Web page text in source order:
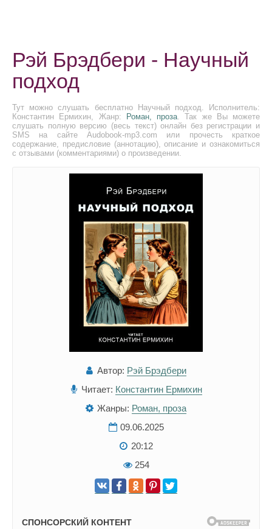
Рэй Брэдбери - Научный
подход
Тут можно слушать бесплатно Научный подход. Исполнитель:
Константин Ермихин, Жанр:
Роман, проза. Так же Вы можете
слушать полную версию (весь текст) онлайн без регистрации и
SMS на сайте Audobook-mp3.com или прочесть краткое
содержание, предисловие (аннотацию), описание и ознакомиться
с отзывами (комментариями) о произведении.
Автор: Рэй Брэдбери
Читает: Константин Ермихин
Жанры: Роман, проза
09.06.2025
20:12
254